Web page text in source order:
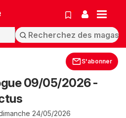
S'abonner
09/05/2026 -
24/05/2026